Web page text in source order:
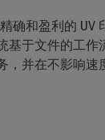
和盈利的
于文件的工
并在不影响